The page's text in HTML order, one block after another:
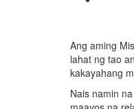
Ang aming
lahat ng tao
kakayahang
Nais namin